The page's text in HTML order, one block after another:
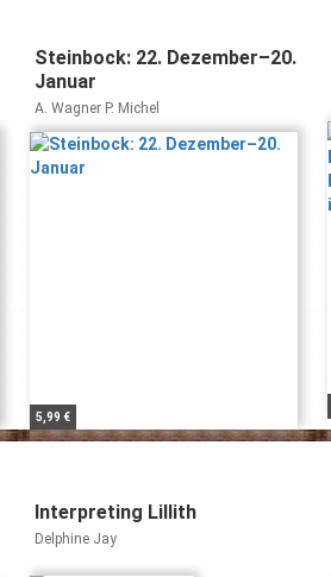
Steinbock: 22. Dezember–20.
Januar
A. Wagner P. Michel
5,99 €
Interpreting Lillith
Delphine Jay